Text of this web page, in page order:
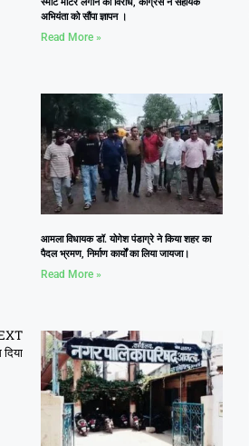
स्मार्ट मीटर लगाने का विरोध, कांग्रेस ने सहायक
अभियंता को सौंपा ज्ञापन ।
Read More »
आमला विधायक डॉ. योगेश पंडाग्रे ने किया शहर का
पैदल भ्रमण, निर्माण कार्यों का लिया जायजा।
Read More »